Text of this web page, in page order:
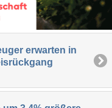
erwarten in